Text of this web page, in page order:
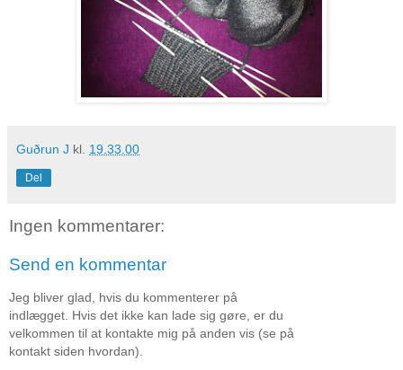
Guðrun J kl. 19.33.00
Del
Ingen kommentarer:
Send en kommentar
Jeg bliver glad, hvis du kommenterer på
indlægget. Hvis det ikke kan lade sig gøre, er du
velkommen til at kontakte mig på anden vis (se på
kontakt siden hvordan).